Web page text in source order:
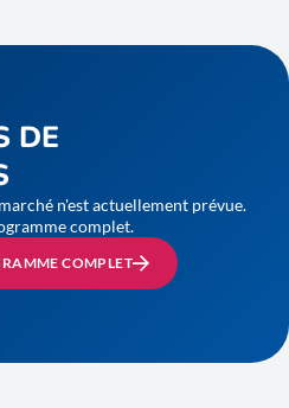
DE
n'est actuellement prévue.
complet.
COMPLET